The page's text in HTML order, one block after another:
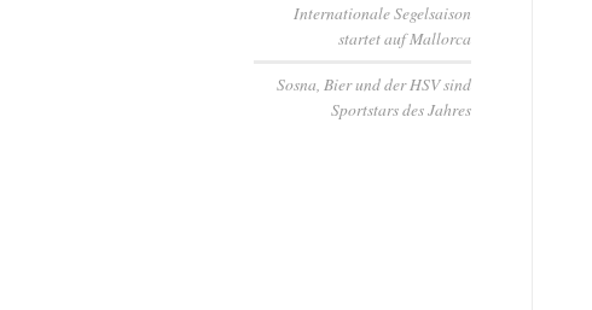
Internationale Segelsaison
startet auf Mallorca
Sosna, Bier und der HSV sind
Sportstars des Jahres